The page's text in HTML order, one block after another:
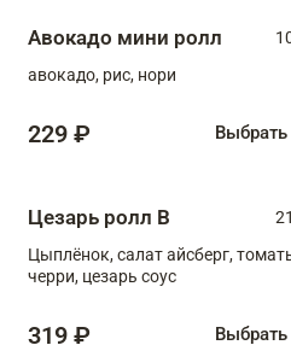
Авокадо мини ролл
авокадо, рис, нори
229 ₽ Выбрать
Цезарь ролл В
Цыплёнок, салат айсберг,
черри, цезарь соус
319 ₽ Выбрать